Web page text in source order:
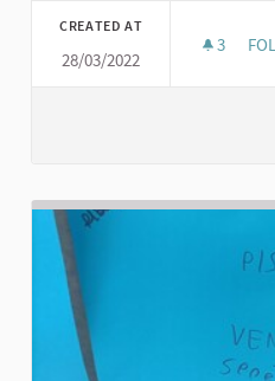
CREATED AT
28/03/2022
3 3